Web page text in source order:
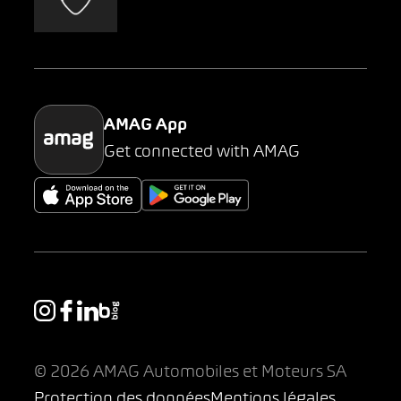
Parking
AMAG App
Get connected with AMAG
© 2026 AMAG Automobiles et Moteurs SA